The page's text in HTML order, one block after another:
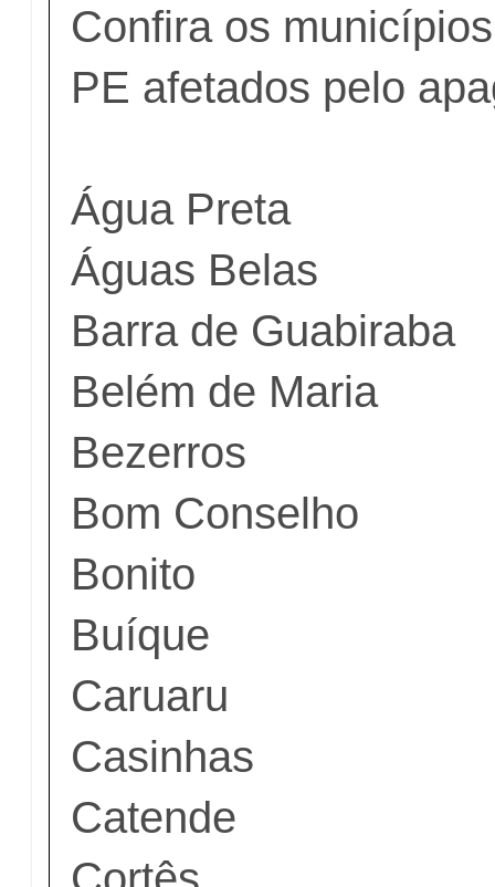
Confira os
PE afetados pelo
Água Preta
Águas Belas
Barra de Guabiraba
Belém de Maria
Bezerros
Bom Conselho
Bonito
Buíque
Caruaru
Casinhas
Catende